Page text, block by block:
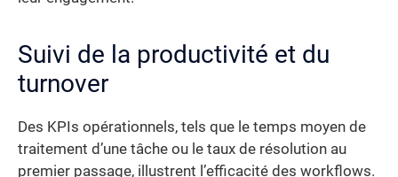
Suivi de la productivité et du
turnover
Des KPIs opérationnels, tels que le temps moyen de
traitement d’une tâche ou le taux de résolution au
premier passage, illustrent l’efficacité des workflows.